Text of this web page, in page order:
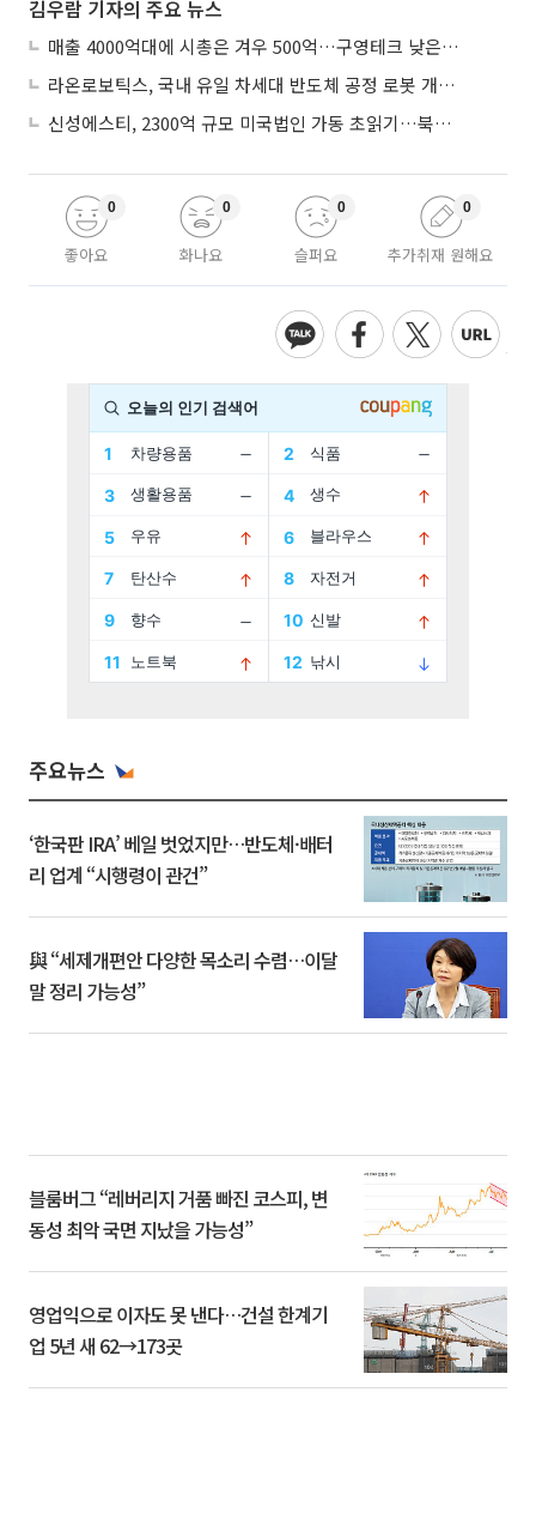
김우람 기자의 주요 뉴스
매출 4000억대에 시총은 겨우 500억…구영테크 낮은 몸값에 저가 승계 마무리
라온로보틱스, 국내 유일 차세대 반도체 공정 로봇 개발 ‘고객사 테스트 진행’
신성에스티, 2300억 규모 미국법인 가동 초읽기…북미 ESS 공략 본격화
좋아요
0
화나요
0
슬퍼요
0
추가취재 원해요
0
주요뉴스
‘한국판 IRA’ 베일 벗었지만…반도체·배터
리 업계 “시행령이 관건”
與 “세제개편안 다양한 목소리 수렴…이달
말 정리 가능성”
블룸버그 “레버리지 거품 빠진 코스피, 변
동성 최악 국면 지났을 가능성”
영업익으로 이자도 못 낸다…건설 한계기
업 5년 새 62→173곳